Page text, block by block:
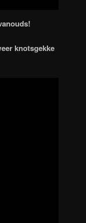
knotsgekke